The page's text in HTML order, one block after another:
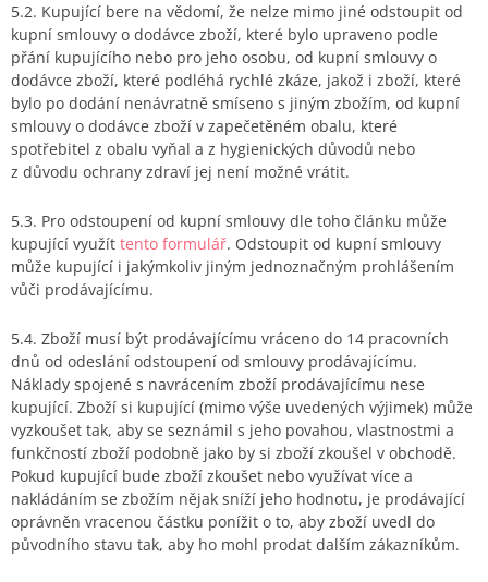
5.2. Kupující bere na vědomí, že nelze mimo jiné odstoupit od
kupní smlouvy o dodávce zboží, které bylo upraveno podle
přání kupujícího nebo pro jeho osobu, od kupní smlouvy o
dodávce zboží, které podléhá rychlé zkáze, jakož i zboží, které
bylo po dodání nenávratně smíseno s jiným zbožím, od kupní
smlouvy o dodávce zboží v zapečetěném obalu, které
spotřebitel z obalu vyňal a z hygienických důvodů nebo
z důvodu ochrany zdraví jej není možné vrátit.
5.3. Pro odstoupení od kupní smlouvy dle toho článku může
kupující využít tento formulář. Odstoupit od kupní smlouvy
může kupující i jakýmkoliv jiným jednoznačným prohlášením
vůči prodávajícímu.
5.4. Zboží musí být prodávajícímu vráceno do 14 pracovních
dnů od odeslání odstoupení od smlouvy prodávajícímu.
Náklady spojené s navrácením zboží prodávajícímu nese
kupující. Zboží si kupující (mimo výše uvedených výjimek) může
vyzkoušet tak, aby se seznámil s jeho povahou, vlastnostmi a
funkčností zboží podobně jako by si zboží zkoušel v obchodě.
Pokud kupující bude zboží zkoušet nebo využívat více a
nakládáním se zbožím nějak sníží jeho hodnotu, je prodávající
oprávněn vracenou částku ponížit o to, aby zboží uvedl do
původního stavu tak, aby ho mohl prodat dalším zákazníkům.